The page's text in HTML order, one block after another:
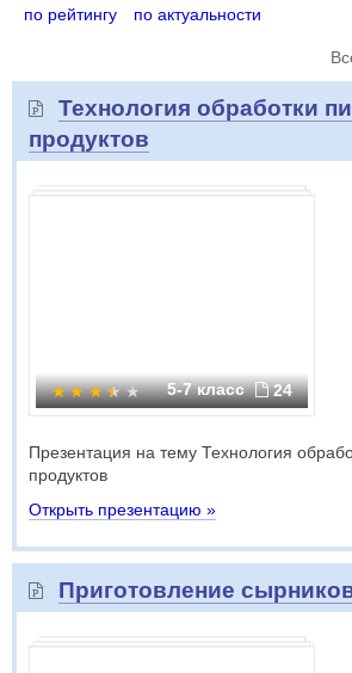
по рейтингу по актуальности
Технология обработки
продуктов
5-7 класс 24
Презентация на тему Технология
продуктов
Открыть презентацию »
Приготовление